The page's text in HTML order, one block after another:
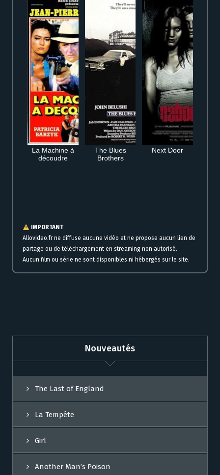
La Machine à
découdre
The Blues
Brothers
Next Door
IMPORTANT
Allovideo.fr ne diffuse aucune vidéo et ne propose aucun lien de
partage ou de téléchargement en streaming non autorisé.
Aucun film ou série ne sont disponibles ni hébergés sur le site.
Nouveautés
The Last of England
La Tempête
Girl
Another Man’s Poison